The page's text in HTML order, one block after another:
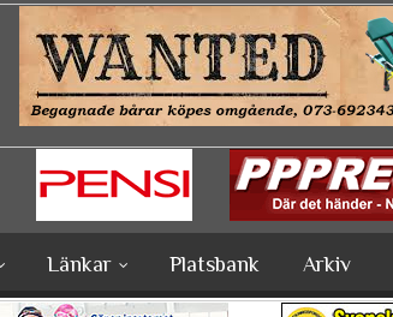
Länkar Platsbank Arkiv